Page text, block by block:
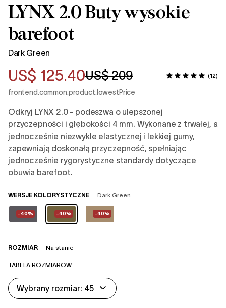
LYNX 2.0 Buty wysokie
barefoot
Dark Green
US$ 125.40US$ 209 (12)
frontend.common.product.lowestPrice
Odkryj LYNX 2.0 - podeszwa o ulepszonej
przyczepności i głębokości 4 mm. Wykonane z trwałej, a
jednocześnie niezwykle elastycznej i lekkiej gumy,
zapewniają doskonałą przyczepność, spełniając
jednocześnie rygorystyczne standardy dotyczące
obuwia barefoot.
WERSJE KOLORYSTYCZNE Dark Green
-40% -40% -40%
ROZMIAR Na stanie
TABELA ROZMIARÓW
Wybrany rozmiar: 45